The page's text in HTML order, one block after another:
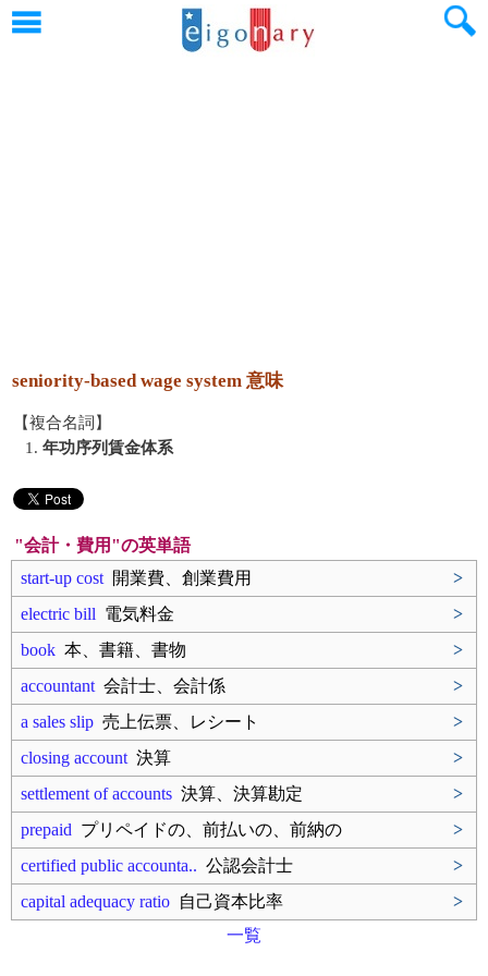
seniority-based wage system 意味
【複合名詞】
1. 年功序列賃金体系
"会計・費用"の英単語
start-up cost 開業費、創業費用
>
electric bill 電気料金
>
book 本、書籍、書物
>
accountant 会計士、会計係
>
a sales slip 売上伝票、レシート
>
closing account 決算
>
settlement of accounts 決算、決算勘定
>
prepaid プリペイドの、前払いの、前納の
>
certified public accounta.. 公認会計士
>
capital adequacy ratio 自己資本比率
>
一覧